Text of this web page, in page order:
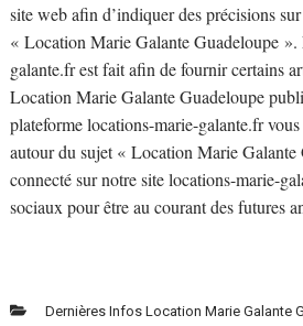
site web afin d’indiquer des précisions
« Location Marie Galante Guadeloupe
galante.fr est fait afin de fournir certains
Location Marie Galante Guadeloupe
plateforme locations-marie-galante.fr
autour du sujet « Location Marie Galante
connecté sur notre site locations-marie-
sociaux pour être au courant des futures
Dernières Infos Location Marie Galante